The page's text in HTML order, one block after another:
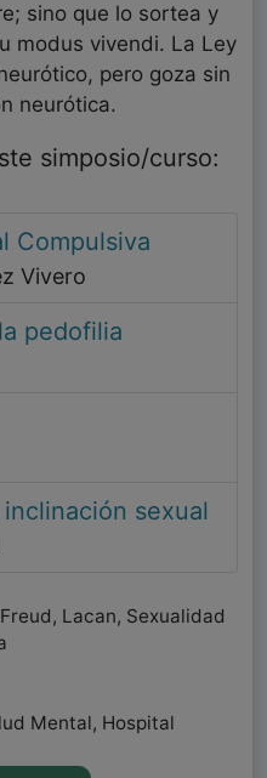
sino que lo sortea y
modus vivendi. La Ley
pero goza sin
neurótica.
simposio/curso:
Compulsiva
Vivero
pedofilia
sexual
Lacan, Sexualidad
Mental, Hospital